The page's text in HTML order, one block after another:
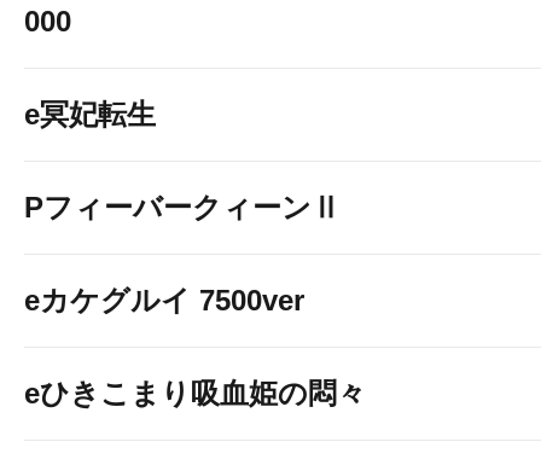
000
e冥妃転生
PフィーバークィーンⅡ
eカケグルイ 7500ver
eひきこまり吸血姫の悶々